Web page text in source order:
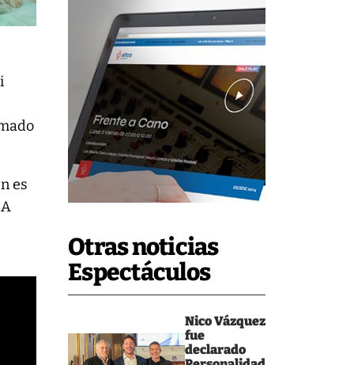
Otras noticias
Espectáculos
Nico Vázquez
fue
declarado
es